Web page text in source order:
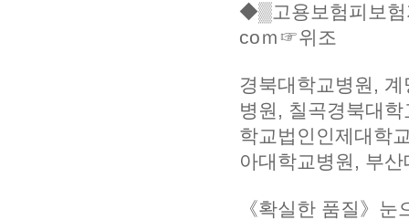
◆▒고용보험피
coｍ☞위조
경북대학교병원,
병원, 칠곡경북대학
학교법인인제대학
아대학교병원, 부
《확실한 품질》